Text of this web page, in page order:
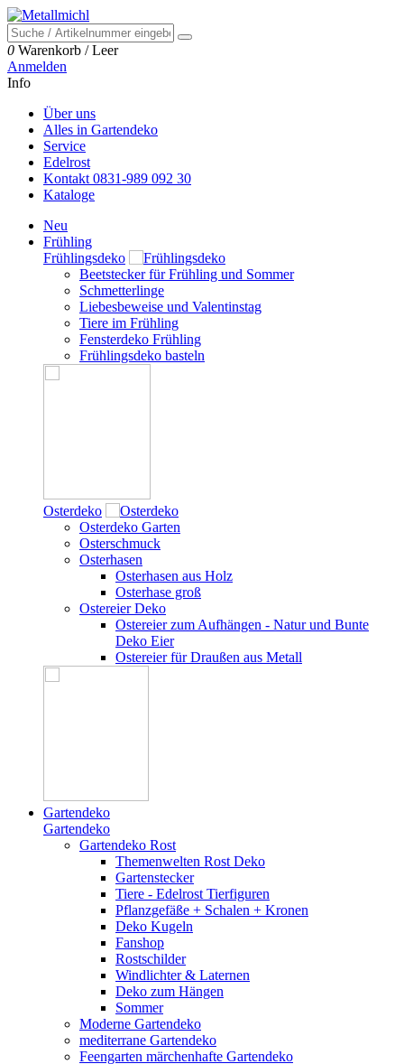
0 Warenkorb /Leer
Anmelden
Info
Über uns
Alles in Gartendeko
Service
Edelrost
Kontakt 0831-989 092 30
Kataloge
Neu
Frühling
Frühlingsdeko
Beetstecker für Frühling und Sommer
Schmetterlinge
Liebesbeweise und Valentinstag
Tiere im Frühling
Fensterdeko Frühling
Frühlingsdeko basteln
Osterdeko
Osterdeko Garten
Osterschmuck
Osterhasen
Osterhasen aus Holz
Osterhase groß
Ostereier Deko
Ostereier zum Aufhängen - Natur und Bunte
Deko Eier
Ostereier für Draußen aus Metall
Gartendeko
Gartendeko
Gartendeko Rost
Themenwelten Rost Deko
Gartenstecker
Tiere - Edelrost Tierfiguren
Pflanzgefäße + Schalen + Kronen
Deko Kugeln
Fanshop
Rostschilder
Windlichter & Laternen
Deko zum Hängen
Sommer
Moderne Gartendeko
mediterrane Gartendeko
Feengarten märchenhafte Gartendeko